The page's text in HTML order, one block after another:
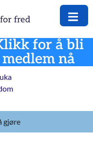
for å bli
medlem nå
gjøre